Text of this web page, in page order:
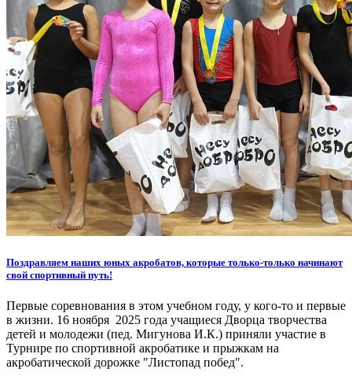
Поздравляем наших юных акробатов, которые только-только начинают
свой спортивный путь!
Первые соревнования в этом учебном году, у кого-то и первые
в жизни. 16 ноября 2025 года учащиеся Дворца творчества
детей и молодежи (пед. Мигунова И.К.) приняли участие в
Турнире по спортивной акробатике и прыжкам на
акробатической дорожке "Листопад побед".